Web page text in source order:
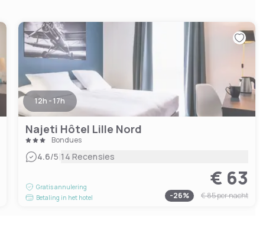
12h - 17h
Najeti Hôtel Lille Nord
Bondues
4.6/5|14 Recensies
Gratis annulering
Betaling in het hotel
€ 63
-26% € 85per nacht